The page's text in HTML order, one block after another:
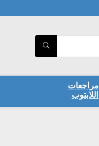
مراجعات
اللابتوب